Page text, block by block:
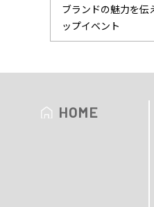
ブランドの魅力を伝
ップイベント
HOME